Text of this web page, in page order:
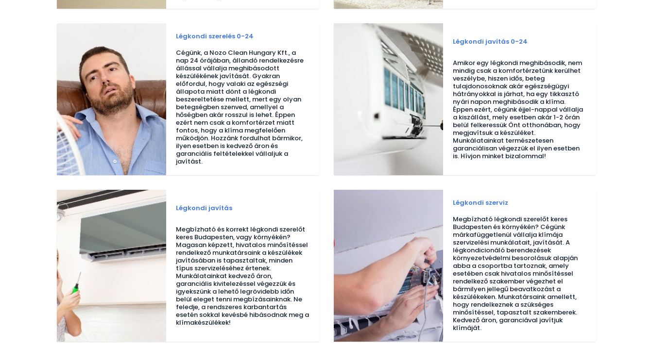
Légkondi szerelés 0-24
Cégünk, a Nozo Clean Hungary Kft., a
nap 24 órájában, állandó rendelkezésre
állással vállalja meghibásodott
készülékének javítását. Gyakran
előfordul, hogy valaki az egészségi
állapota miatt dönt a légkondi
beszereltetése mellett, mert egy olyan
betegségben szenved, amellyel a
hőségben akár rosszul is lehet. Éppen
ezért nem csak a komfortérzet miatt
fontos, hogy a klíma megfelelően
működjön. Hozzánk fordulhat bármikor,
ilyen esetben is kedvező áron és
garanciális feltételekkel vállaljuk a
javítást.
Légkondi javítás 0-24
Amikor egy légkondi meghibásodik, nem
mindig csak a komfortérzetünk kerülhet
veszélybe, hiszen idős, beteg
tulajdonosoknak akár egészségügyi
hátrányokkal is járhat, ha egy tikkasztó
nyári napon meghibásodik a klíma.
Éppen ezért, cégünk éjjel-nappal vállalja
a kiszállást, mely esetben akár 1-2 órán
belül felkeressük Önt otthonában, hogy
megjavítsuk a készüléket.
Munkálatainkat természetesen
garanciálisan végezzük el ilyen esetben
is. Hívjon minket bizalommal!
Légkondi javítás
Megbízható és korrekt légkondi szerelőt
keres Budapesten, vagy környékén?
Magasan képzett, hivatalos minősítéssel
rendelkező munkatársaink a készülékek
javításában is tapasztaltak, minden
típus szervizeléséhez értenek.
Munkálatainkat kedvező áron,
garanciális kivitelezéssel végezzük és
igyekszünk a lehető legrövidebb időn
belül eleget tenni megbízásainknak. Ne
feledje, a rendszeres karbantartás
esetén sokkal kevésbé hibásodnak meg a
klímakészülékek!
Légkondi szerviz
Megbízható légkondi szerelőt keres
Budapesten és környékén? Cégünk
márkafüggetlenül vállalja klímája
szervizelési munkálatait, javítását. A
légkondicionáló berendezések
környezetvédelmi besorolásuk alapján
abba a csoportba tartoznak, amely
esetében csak hivatalos minősítéssel
rendelkező szakember végezhet el
bármilyen jellegű beavatkozást a
készülékeken. Munkatársaink amellett,
hogy rendelkeznek a szükséges
minősítéssel, tapasztalt szakemberek.
Kedvező áron, garanciával javítjuk
klímáját.